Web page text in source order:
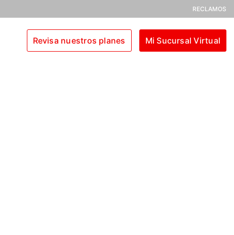
RECLAMOS
Revisa nuestros planes Mi Sucursal Virtual